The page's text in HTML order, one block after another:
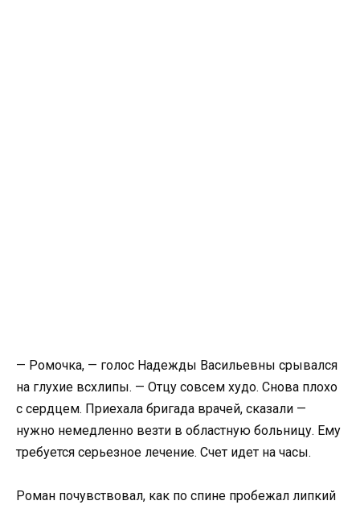
— Ромочка, — голос Надежды Васильевны срывался
на глухие всхлипы. — Отцу совсем худо. Снова плохо
с сердцем. Приехала бригада врачей, сказали —
нужно немедленно везти в областную больницу. Ему
требуется серьезное лечение. Счет идет на часы.
Роман почувствовал, как по спине пробежал липкий